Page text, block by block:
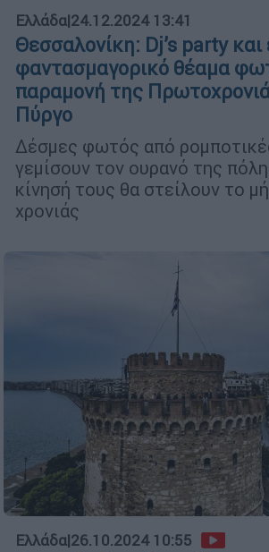
Ελλάδα|24.12.2024 13:41
Θεσσαλονίκη: Dj’s party και
φαντασμαγορικό θέαμα
παραμονή της
Πύργo
Δέσμες φωτός από
γεμίσουν τον ουρανό της
κίνησή τους θα στείλουν το
χρονιάς
Ελλάδα|26.10.2024 10:55